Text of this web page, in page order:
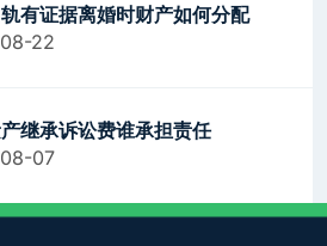
有证据离婚时财产如何分配
22
继承诉讼费谁承担责任
07